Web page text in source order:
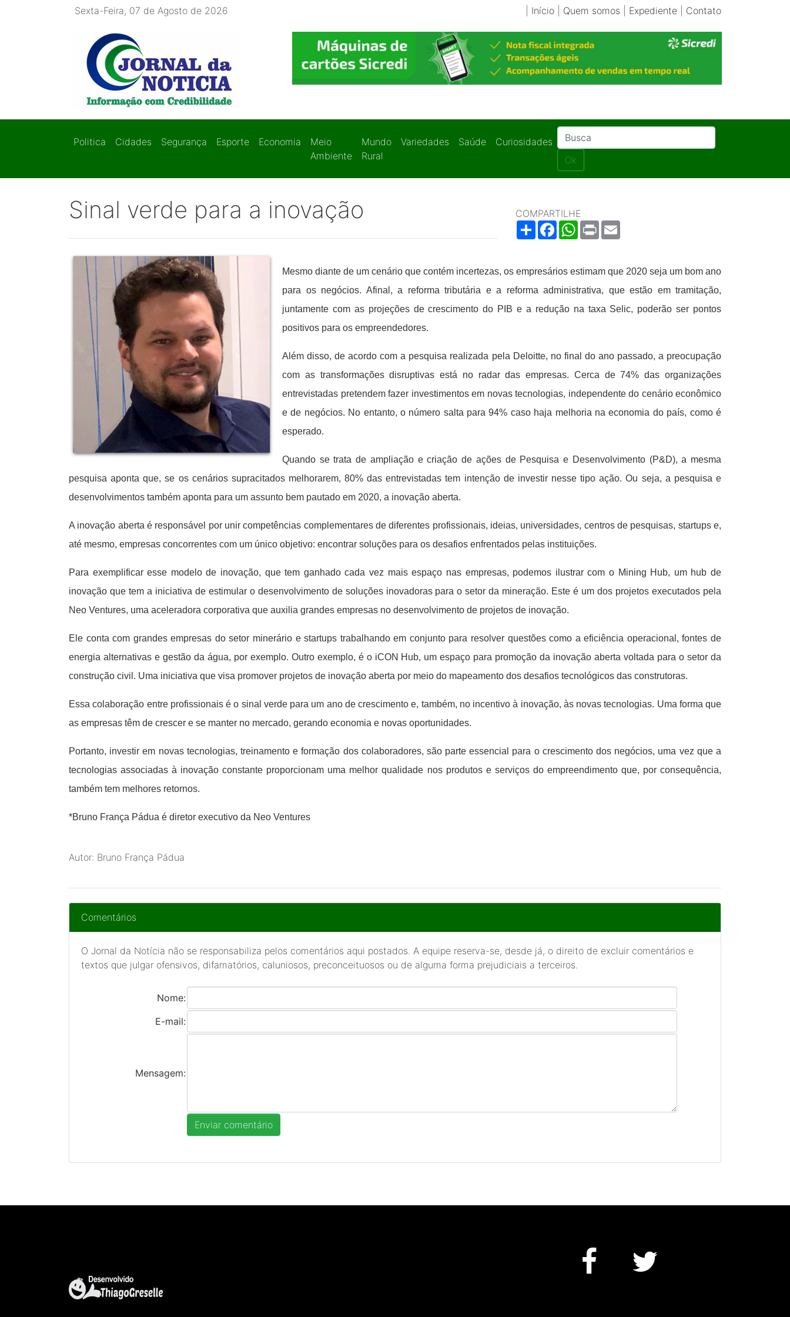
Sexta-Feira, 07 de Agosto de 2026 Início| Quem somos Expediente| Contato
Politica Cidades Segurança Esporte Economia
Meio
Ambiente
Mundo
Rural
Variedades Saúde
Curiosidades
Ok
Sinal verde para a inovação
COMPARTILHE
ShareFacebookWhatsApp
Print
Mesmo diante de um cenário que contém incertezas, os empresários estimam que 2020 seja um bom ano
para os negócios. Afinal, a reforma tributária e a reforma administrativa, que estão em tramitação,
juntamente com as projeções de crescimento do PIB e a redução na taxa Selic, poderão ser pontos
positivos para os empreendedores.
Além disso, de acordo com a pesquisa realizada pela Deloitte, no final do ano passado, a preocupação
com as transformações disruptivas está no radar das empresas. Cerca de 74% das organizações
entrevistadas pretendem fazer investimentos em novas tecnologias, independente do cenário econômico
e de negócios. No entanto, o número salta para 94% caso haja melhoria na economia do país, como é
esperado.
Quando se trata de ampliação e criação de ações de Pesquisa e Desenvolvimento (P&D), a mesma
pesquisa aponta que, se os cenários supracitados melhorarem, 80% das entrevistadas tem intenção de investir nesse tipo ação. Ou seja, a pesquisa e
desenvolvimentos também aponta para um assunto bem pautado em 2020, a inovação aberta.
A inovação aberta é responsável por unir competências complementares de diferentes profissionais, ideias, universidades, centros de pesquisas, startups e,
até mesmo, empresas concorrentes com um único objetivo: encontrar soluções para os desafios enfrentados pelas instituições.
Para exemplificar esse modelo de inovação, que tem ganhado cada vez mais espaço nas empresas, podemos ilustrar com o Mining Hub, um hub de
inovação que tem a iniciativa de estimular o desenvolvimento de soluções inovadoras para o setor da mineração. Este é um dos projetos executados pela
Neo Ventures, uma aceleradora corporativa que auxilia grandes empresas no desenvolvimento de projetos de inovação.
Ele conta com grandes empresas do setor minerário e startups trabalhando em conjunto para resolver questões como a eficiência operacional, fontes de
energia alternativas e gestão da água, por exemplo. Outro exemplo, é o iCON Hub, um espaço para promoção da inovação aberta voltada para o setor da
construção civil. Uma iniciativa que visa promover projetos de inovação aberta por meio do mapeamento dos desafios tecnológicos das construtoras.
Essa colaboração entre profissionais é o sinal verde para um ano de crescimento e, também, no incentivo à inovação, às novas tecnologias. Uma forma que
as empresas têm de crescer e se manter no mercado, gerando economia e novas oportunidades.
Portanto, investir em novas tecnologias, treinamento e formação dos colaboradores, são parte essencial para o crescimento dos negócios, uma vez que a
tecnologias associadas à inovação constante proporcionam uma melhor qualidade nos produtos e serviços do empreendimento que, por consequência,
também tem melhores retornos.
*Bruno França Pádua é diretor executivo da Neo Ventures
Autor: Bruno França Pádua
Comentários
O Jornal da Notícia não se responsabiliza pelos comentários aqui postados. A equipe reserva-se, desde já, o direito de excluir comentários e
textos que julgar ofensivos, difamatórios, caluniosos, preconceituosos ou de alguma forma prejudiciais a terceiros.
Nome:
E-mail:
Mensagem: